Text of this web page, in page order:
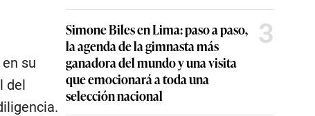
su
del
Simone Biles en Lima: paso a paso,
la agenda de la gimnasta más
ganadora del mundo y una visita
que emocionará a toda una
selección nacional
3